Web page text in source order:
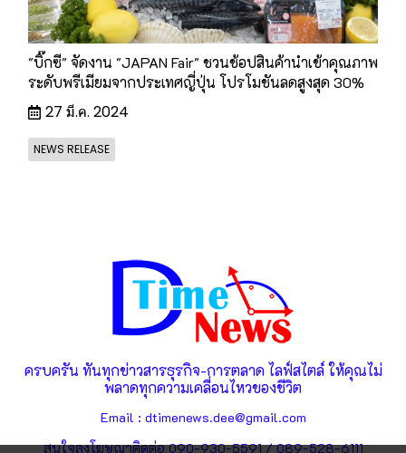
"บิ๊กซี" จัดงาน "JAPAN Fair" ชวนช้อปสินค้านำเข้าคุณภาพ
ระดับพรีเมียมจากประเทศญี่ปุ่น โปรโมชันลดสูงสุด 30%
27 มี.ค. 2024
NEWS RELEASE
ครบครัน ทันทุกข่าวสารธุรกิจ-การตลาด ไลฟ์สไตล์ ให้คุณไม่
พลาดทุกความเคลื่อนไหวของชีวิต
Email : dtimenews.dee@gmail.com
สนใจลงโฆษณาติดต่อ 090-930-5591 / 089-528-6111